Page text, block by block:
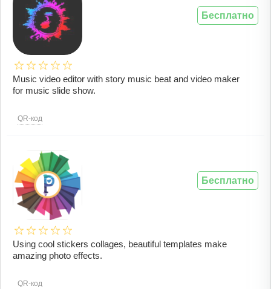
Music video editor with story music beat and video maker
for music slide show.
QR-код
Бесплатно
Using cool stickers collages, beautiful templates make
amazing photo effects.
QR-код
Бесплатно